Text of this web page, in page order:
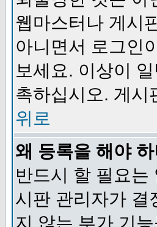
웹마스터나 게시
아니면서 로그인
보세요. 이상이
촉하십시오. 게시
위로
왜 등록을 해야
반드시 할 필요
시판 관리자가 결
지 않는 부가 기